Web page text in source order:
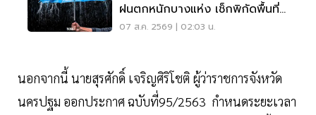
ฝนตกหนักบางแห่ง เช็กพิกัดพื้นที่
เสี่ยงด่วน
07 ส.ค. 2569 | 02:03 น.
นอกจากนี้ นายสุรศักดิ์ เจริญศิริโชติ ผู้ว่าราชการจังหวัด
นครปฐม ออกประกาศ ​ฉบับที่95/2563 กำหนดระยะเวลา​